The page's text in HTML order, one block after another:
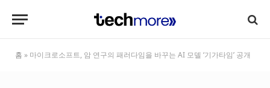
홈 » 마이크로소프트, 암 연구의 패러다임을 바꾸는 AI 모델 ‘기가타임’ 공개